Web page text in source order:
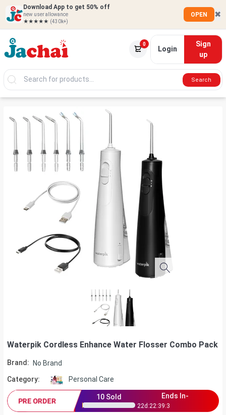
Download App to get 50% off
new user allowance
★★★★★ (430k+)
OPEN ✖
0
Login
Sign
up
Search
Waterpik Cordless Enhance Water Flosser Combo Pack
Brand: No Brand
Category: Personal Care
PRE ORDER 10Sold Ends In-
22d:22:39:2